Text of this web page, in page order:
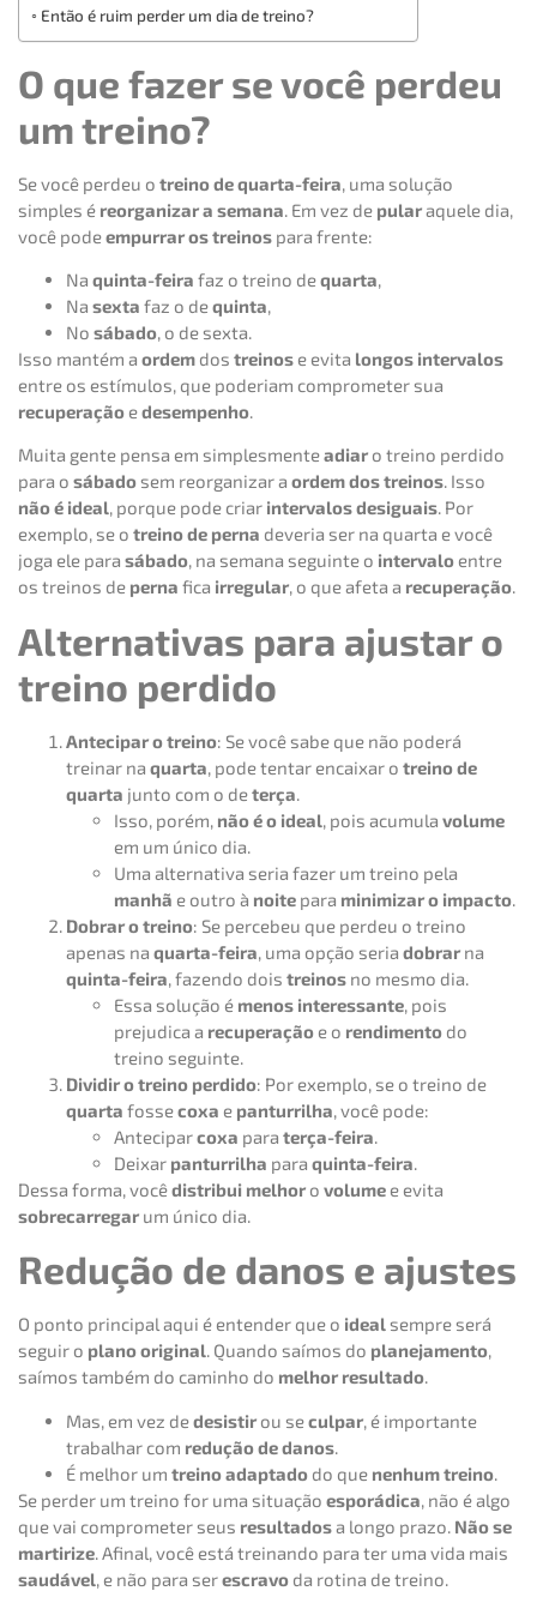
Então é ruim perder um dia de treino?
O que fazer se você perdeu
um treino?
Se você perdeu o treino de quarta-feira , uma solução
simples é reorganizar a semana . Em vez de pularaquele dia,
você podeempurrar os treinos para frente:
Na quinta-feira faz o treino dequarta,
Na sexta faz o dequinta,
No sábado, o de sexta.
Isso mantém a ordem dos treinos e evita longos intervalos
entre os estímulos, que poderiam comprometer sua
recuperação edesempenho.
Muita gente pensa em simplesmenteadiar o treino perdido
para o sábadosem reorganizar a ordem dos treinos. Isso
não é ideal, porque pode criar intervalos desiguais. Por
exemplo, se o treino de perna deveria ser na quarta e você
joga ele para sábado, na semana seguinte o intervalo entre
os treinos de perna fica irregular, o que afeta a recuperação.
Alternativas para ajustar o
treino perdido
Antecipar o treino: Se você sabe que não poderá
treinar na quarta, pode tentar encaixar o treino de
quarta junto com o deterça.
Isso, porém, não é o ideal, pois acumula volume
em um único dia.
Uma alternativa seria fazer um treino pela
manhã e outro à noite para minimizar o impacto.
Dobrar o treino: Se percebeu que perdeu o treino
apenas na quarta-feira, uma opção seria dobrar na
quinta-feira, fazendo dois treinos no mesmo dia.
Essa solução é menos interessante, pois
prejudica a recuperação e o rendimento do
treino seguinte.
Dividir o treino perdido: Por exemplo, se o treino de
quarta fossecoxa e panturrilha, você pode:
Anteciparcoxa para terça-feira.
Deixar panturrilha para quinta-feira.
Dessa forma, vocêdistribui melhor o volume e evita
sobrecarregar um único dia.
Redução de danos e ajustes
O ponto principal aqui é entender que o idealsempre será
seguir o plano original. Quando saímos do planejamento,
saímos também do caminho do melhor resultado.
Mas, em vez dedesistir ou seculpar , é importante
trabalhar com redução de danos
É melhor um treino adaptado do que nenhum treino
Se perder um treino for uma situação esporádica , não é algo
que vai comprometer seus resultadosa longo prazo. Não se
martirize . Afinal, você está treinando para ter uma vida mais
saudável , e não para serescravo da rotina de treino.